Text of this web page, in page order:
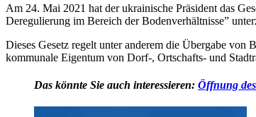
Am 24. Mai 2021 hat der ukrainische Präsident das
Deregulierung im Bereich der Bodenverhältnisse”
Dieses Gesetz regelt unter anderem die Übergabe
kommunale Eigentum von Dorf-, Ortschafts- und
Das könnte Sie auch interessieren: Öffnung